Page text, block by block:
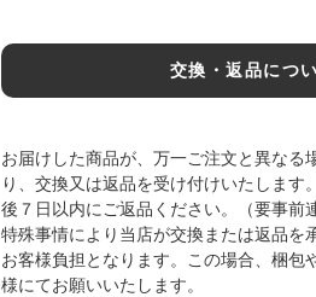
交換・返品につ
お届けした商品が、万一ご注文と異なる
り、交換又は返品を受け付けいたします
後７日以内にご返品ください。（要事前
特殊事情により当店が交換または返品を
お客様負担となります。この場合、梱包
様にてお願いいたします。